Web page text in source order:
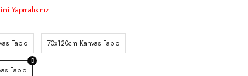
Yapmalısınız
Tablo 70x120cm Kanvas Tablo
Tablo